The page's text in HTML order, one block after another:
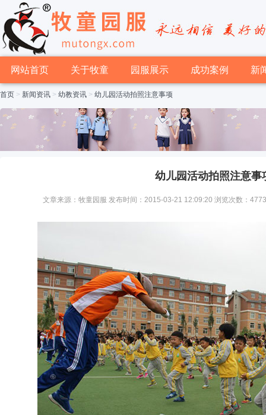
网站首页 关于牧童 园服展示 成功案例 新
首页 > 新闻资讯 > 幼教资讯 > 幼儿园活动拍照注意事项
幼儿园活动拍照注意事
文章来源：牧童园服 发布时间：2015-03-21 12:09:20 浏览次数：4773